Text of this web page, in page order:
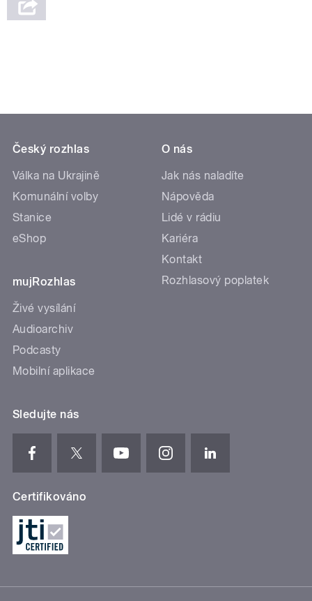
Český rozhlas
Válka na Ukrajině
Komunální volby
Stanice
eShop
mujRozhlas
Živé vysílání
Audioarchiv
Podcasty
Mobilní aplikace
O nás
Jak nás naladíte
Nápověda
Lidé v rádiu
Kariéra
Kontakt
Rozhlasový poplatek
Sledujte nás
Certifikováno